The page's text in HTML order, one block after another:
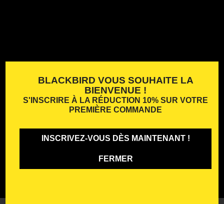
BLACKBIRD VOUS SOUHAITE LA
BIENVENUE !
S'INSCRIRE À LA RÉDUCTION 10% SUR VOTRE
PREMIÈRE COMMANDE
INSCRIVEZ-VOUS DÈS MAINTENANT !
FERMER